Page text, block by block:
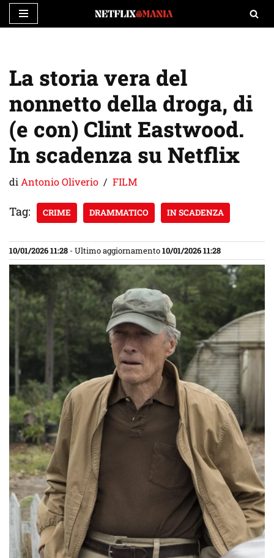
contenuto
La storia vera del
nonnetto della droga, di
(e con) Clint Eastwood.
In scadenza su Netflix
di Antonio Oliverio FILM
Tag: CRIME DRAMMATICO IN SCADENZA
10/01/2026 11:28 - Ultimo aggiornamento10/01/2026 11:28